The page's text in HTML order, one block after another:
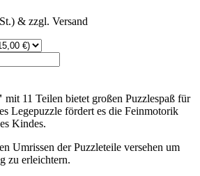
& zzgl. Versand
mit 11 Teilen bietet großen Puzzlespaß für
Legepuzzle fördert es die Feinmotorik
Kindes.
Umrissen der Puzzleteile versehen um
zu erleichtern.